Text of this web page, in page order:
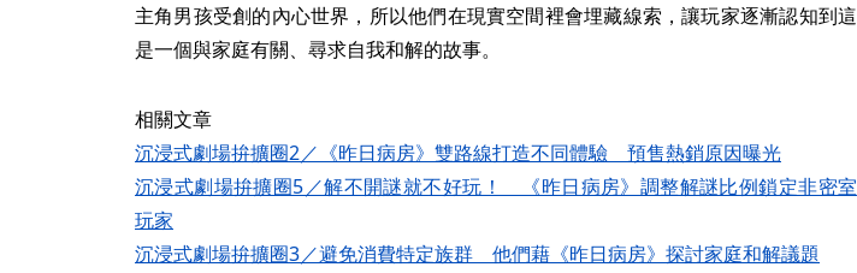
主角男孩受創的內心世界，所以他們在現實空間裡會埋藏線索，讓玩家逐漸認知到這
是一個與家庭有關、尋求自我和解的故事。
相關文章
沉浸式劇場拚擴圈2／《昨日病房》雙路線打造不同體驗 預售熱銷原因曝光
沉浸式劇場拚擴圈5／解不開謎就不好玩！ 《昨日病房》調整解謎比例鎖定非密室
玩家
沉浸式劇場拚擴圈3／避免消費特定族群 他們藉《昨日病房》探討家庭和解議題